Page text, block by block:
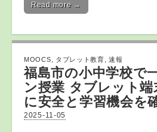
Read more →
MOOCS タブレット教育 ,速報
福島市の小中学校で
ン授業 タブレット端
に安全と学習機会を
2025-11-05